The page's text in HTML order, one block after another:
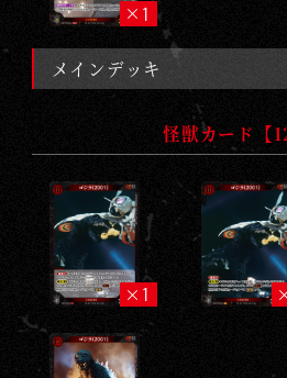
1
メインデッキ
怪獣カード【
1